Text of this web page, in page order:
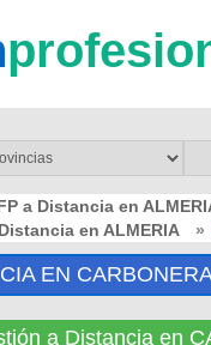
a Distancia en
en ALMERIA
»
EN
a Distancia en